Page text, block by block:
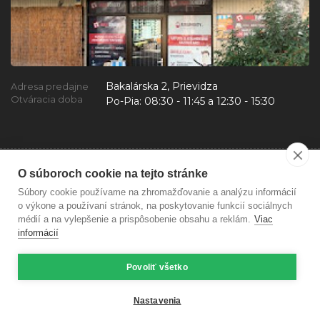
O súboroch cookie na tejto stránke
Súbory cookie používame na zhromažďovanie a analýzu informácií
o výkone a používaní stránok, na poskytovanie funkcií sociálnych
médií a na vylepšenie a prispôsobenie obsahu a reklám. Viac
informácií
Povoliť všetko
Nastavenia
Adresa predajne Bakalárska 2, Prievidza
Otváracia doba Po-Pia: 08:30 - 11:45 a 12:30 - 15:30
eshop na mieruvytvorilo